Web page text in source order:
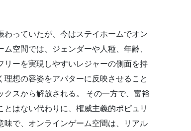
っていたが、今はステイホームでオン
空間では、ジェンダーや人種、年齢、
ーを実現しやすいレジャーの側面を持
想の容姿をアバターに反映させること
クスから解放される。 その一方で、富裕
はない代わりに、権威主義的ポピュリ
味で、オンラインゲーム空間は、リアル